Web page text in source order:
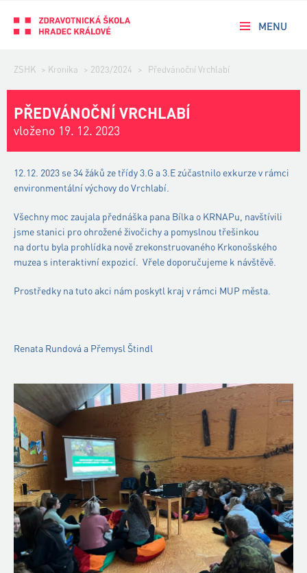
MENU
ZSHK > Kronika > 2023/2024 > Předvánoční Vrchlabí
PŘEDVÁNOČNÍ VRCHLABÍ
vloženo 19. 12. 2023
12.12. 2023 se 34 žáků ze třídy 3.G a 3.E zúčastnilo exkurze v rámci
environmentální výchovy do Vrchlabí.
Všechny moc zaujala přednáška pana Bílka o KRNAPu, navštívili
jsme stanici pro ohrožené živočichy a pomyslnou třešinkou
na dortu byla prohlídka nově zrekonstruovaného Krkonošského
muzea s interaktivní expozicí. Vřele doporučujeme k návštěvě.
Prostředky na tuto akci nám poskytl kraj v rámci MUP města.
Renata Rundová a Přemysl Štindl